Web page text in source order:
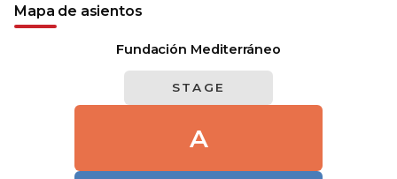
Mapa de asientos
Fundación Mediterráneo
STAGE
A